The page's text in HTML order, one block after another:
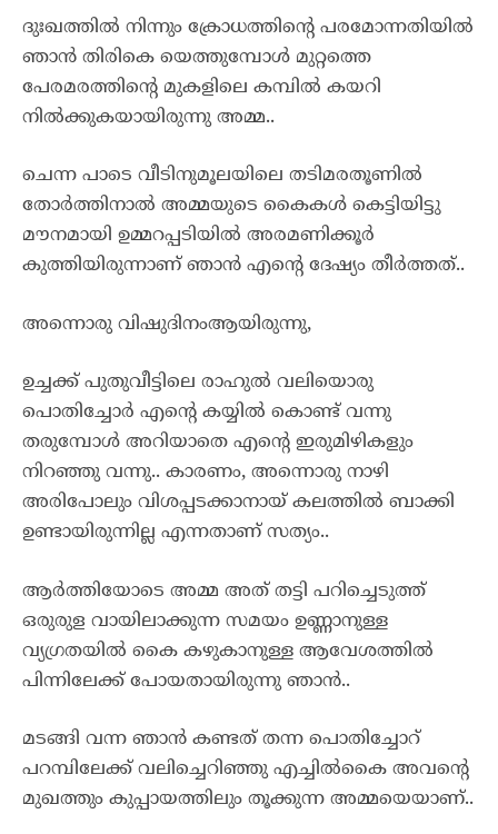
ദുഃഖത്തിൽ നിന്നും ക്രോധത്തിന്റെ പരമോന്നതിയിൽ
ഞാൻ തിരികെ യെത്തുമ്പോൾ മുറ്റത്തെ
പേരമരത്തിന്റെ മുകളിലെ കമ്പിൽ കയറി
നിൽക്കുകയായിരുന്നു അമ്മ..
ചെന്ന പാടെ വീടിനുമൂലയിലെ തടിമരതൂണിൽ
തോർത്തിനാൽ അമ്മയുടെ കൈകൾ കെട്ടിയിട്ടു
മൗനമായി ഉമ്മറപ്പടിയിൽ അരമണിക്കൂർ
കുത്തിയിരുന്നാണ് ഞാൻ എന്റെ ദേഷ്യം തീർത്തത്..
അന്നൊരു വിഷുദിനംആയിരുന്നു,
ഉച്ചക്ക് പുതുവീട്ടിലെ രാഹുൽ വലിയൊരു
പൊതിച്ചോർ എന്റെ കയ്യിൽ കൊണ്ട് വന്നു
തരുമ്പോൾ അറിയാതെ എന്റെ ഇരുമിഴികളും
നിറഞ്ഞു വന്നു.. കാരണം, അന്നൊരു നാഴി
അരിപോലും വിശപ്പടക്കാനായ് കലത്തിൽ ബാക്കി
ഉണ്ടായിരുന്നില്ല എന്നതാണ് സത്യം..
ആർത്തിയോടെ അമ്മ അത് തട്ടി പറിച്ചെടുത്ത്
ഒരുരുള വായിലാക്കുന്ന സമയം ഉണ്ണാനുള്ള
വ്യഗ്രതയിൽ കൈ കഴുകാനുള്ള ആവേശത്തിൽ
പിന്നിലേക്ക് പോയതായിരുന്നു ഞാൻ..
മടങ്ങി വന്ന ഞാൻ കണ്ടത് തന്ന പൊതിച്ചോറ്
പറമ്പിലേക്ക് വലിച്ചെറിഞ്ഞു എച്ചിൽകൈ അവന്റെ
മുഖത്തും കുപ്പായത്തിലും തൂക്കുന്ന അമ്മയെയാണ്..